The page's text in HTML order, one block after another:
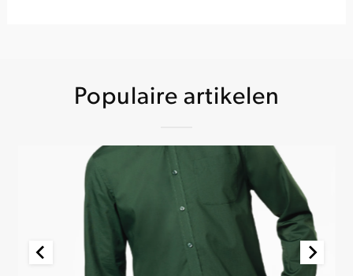
Populaire artikelen